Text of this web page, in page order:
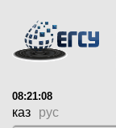
08:21:08
каз рус